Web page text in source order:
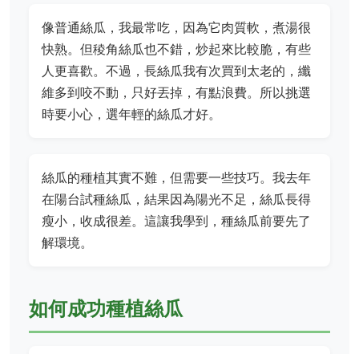
像普通絲瓜，我最常吃，因為它肉質軟，煮湯很
快熟。但稜角絲瓜也不錯，炒起來比較脆，有些
人更喜歡。不過，長絲瓜我有次買到太老的，纖
維多到咬不動，只好丟掉，有點浪費。所以挑選
時要小心，選年輕的絲瓜才好。
絲瓜的種植其實不難，但需要一些技巧。我去年
在陽台試種絲瓜，結果因為陽光不足，絲瓜長得
瘦小，收成很差。這讓我學到，種絲瓜前要先了
解環境。
如何成功種植絲瓜